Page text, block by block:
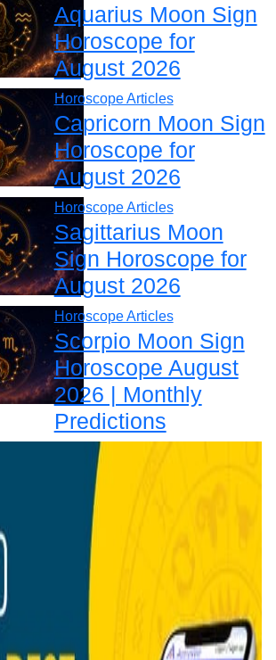
Aquarius Moon Sign
Horoscope for
August 2026
Horoscope Articles
Capricorn Moon Sign
Horoscope for
August 2026
Horoscope Articles
Sagittarius Moon
Sign Horoscope for
August 2026
Horoscope Articles
Scorpio Moon Sign
Horoscope August
2026 | Monthly
Predictions